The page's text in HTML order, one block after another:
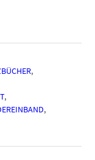
,
,
,